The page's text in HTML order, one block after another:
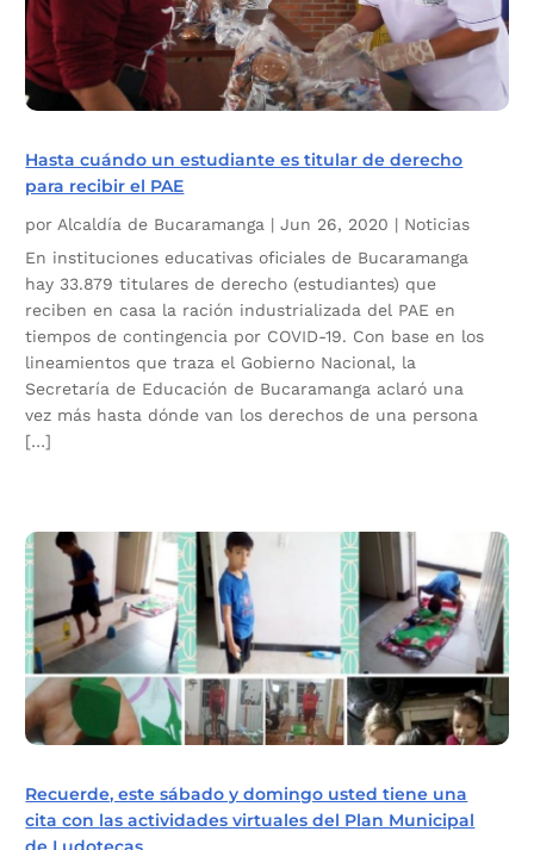
Hasta cuándo un estudiante es titular de derecho
para recibir el PAE
porAlcaldía de Bucaramanga |Jun 26, 2020 | Noticias
En instituciones educativas oficiales de Bucaramanga
hay 33.879 titulares de derecho (estudiantes) que
reciben en casa la ración industrializada del PAE en
tiempos de contingencia por COVID-19. Con base en los
lineamientos que traza el Gobierno Nacional, la
Secretaría de Educación de Bucaramanga aclaró una
vez más hasta dónde van los derechos de una persona
[…]
Recuerde, este sábado y domingo usted tiene una
cita con las actividades virtuales del Plan Municipal